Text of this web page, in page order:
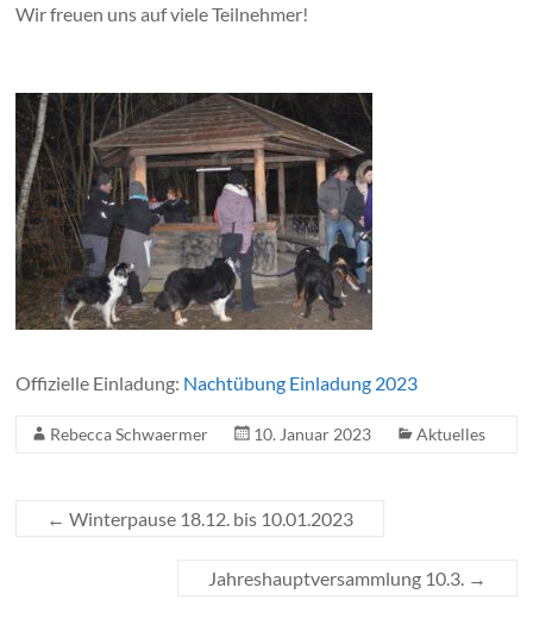
Wir freuen uns auf viele Teilnehmer!
Offizielle Einladung: Nachtübung Einladung 2023
Rebecca Schwaermer 10. Januar 2023 Aktuelles
← Winterpause 18.12. bis 10.01.2023
Jahreshauptversammlung 10.3. →